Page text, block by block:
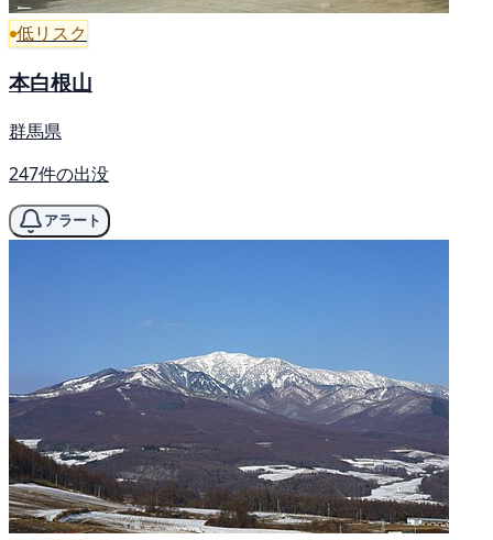
低リスク
本白根山
群馬県
247件の出没
アラート